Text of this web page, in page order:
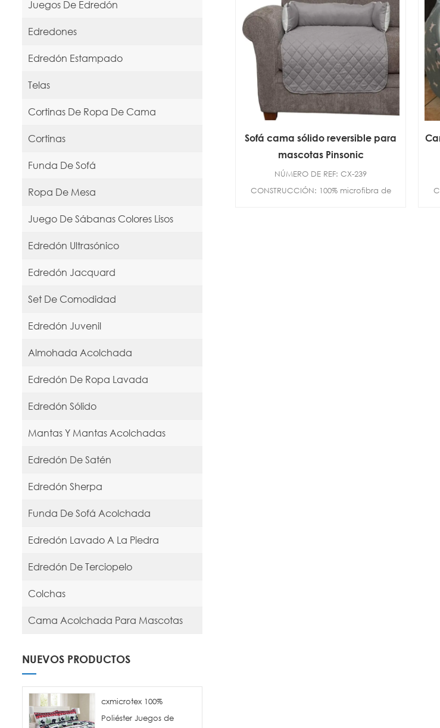
Juegos De Edredón
Edredones
Edredón Estampado
Telas
Cortinas De Ropa De Cama
Cortinas
Funda De Sofá
Ropa De Mesa
Juego De Sábanas Colores Lisos
Edredón Ultrasónico
Edredón Jacquard
Set De Comodidad
Edredón Juvenil
Almohada Acolchada
Edredón De Ropa Lavada
Edredón Sólido
Mantas Y Mantas Acolchadas
Edredón De Satén
Edredón Sherpa
Funda De Sofá Acolchada
Edredón Lavado A La Piedra
Edredón De Terciopelo
Colchas
Cama Acolchada Para Mascotas
NUEVOS PRODUCTOS
cxmicrotex 100%
Poliéster Juegos de
Sofá cama sólido reversible para
mascotas Pinsonic
NÚMERO DE REF: CX-239
CONSTRUCCIÓN: 100% microfibra de